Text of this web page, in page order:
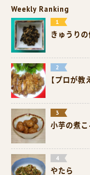
Weekly Ranking
きゅうり
【プロが教
小芋の煮こ
やたら